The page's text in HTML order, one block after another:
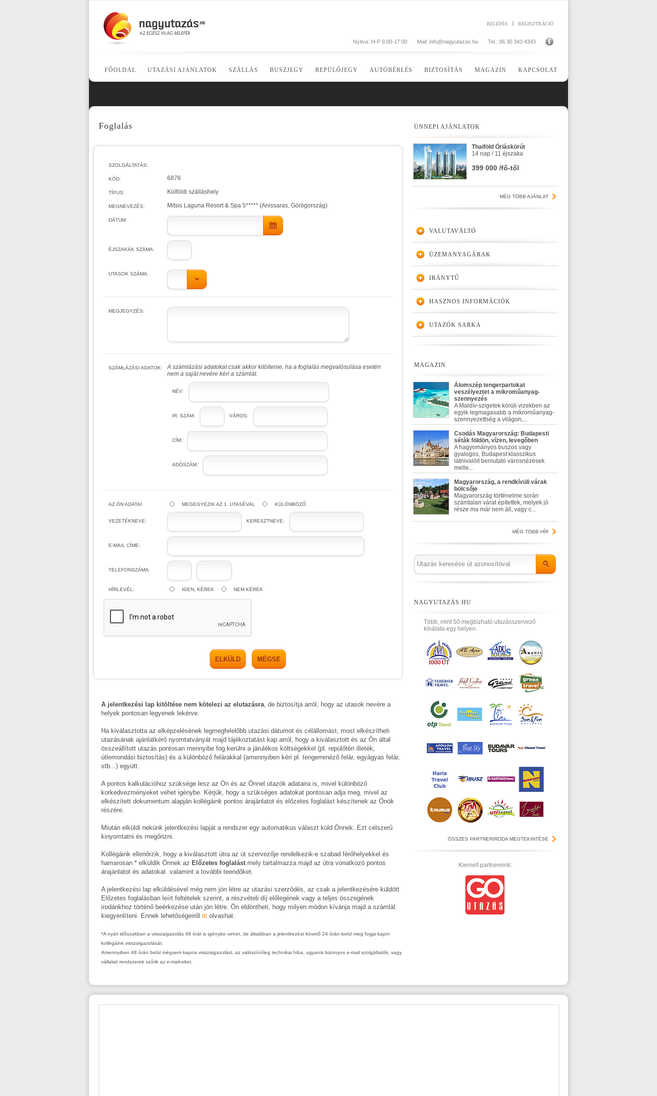
REGISZTRÁCIÓ
BELÉPÉS
Tel.: 06 30 343 4343
Mail: info@nagyutazas.hu
Nyitva: H-P 9:00-17:00
FŐOLDAL UTAZÁSI AJÁNLATOK SZÁLLÁS BUSZJEGY REPÜLŐJEGY AUTÓBÉRLÉS BIZTOSÍTÁS MAGAZIN KAPCSOLAT
Foglalás
SZOLGÁLTATÁS:
KÓD: 6876
TÍPUS: Külföldi szálláshely
MEGNEVEZÉS: Mitsis Laguna Resort & Spa 5***** (Anissaras, Görögország)
DÁTUM:
ÉJSZAKÁK SZÁMA:
UTASOK SZÁMA:
MEGJEGYZÉS:
SZÁMLÁZÁSI ADATOK:
A számlázási adatokat csak akkor kitöltenie, ha a foglalás megvalósulása esetén
nem a saját nevére kéri a számlát.
NÉV:
IR. SZÁM: VÁROS:
CÍM:
ADÓSZÁM:
AZ ÖN ADATAI: MEGEGYEZIK AZ 1. UTASÉVAL KÜLÖNBÖZŐ
VEZETÉKNEVE: KERESZTNEVE:
E-MAIL CÍME:
TELEFONSZÁMA:
HÍRLEVÉL: IGEN, KÉREK NEM KÉREK
ELKÜLD MÉGSE
A jelentkezési lap kitöltése nem kötelezi az elutazásra, de biztosítja arról, hogy az utasok nevére a
helyek pontosan legyenek lekérve.
Ha kiválasztotta az elképzelésének legmegfelelőbb utazási dátumot és célállomást, most elkészítheti
utazásának ajánlatkérő nyomtatványát majd tájékoztatást kap arról, hogy a kiválasztott és az Ön által
összeállított utazás pontosan mennyibe fog kerülni a járulékos költségekkel (pl. repülőtéri illeték,
útlemondási biztosítás) és a különböző felárakkal (amennyiben kéri pl. tengerrenéző felár, egyágyas felár,
stb...) együtt.
A pontos kalkulációhoz szüksége lesz az Ön és az Önnel utazók adataira is, mivel különböző
korkedvezményeket vehet igénybe. Kérjük, hogy a szükséges adatokat pontosan adja meg, mivel az
elkészített dokumentum alapján kollégáink pontos árajánlatot és előzetes foglalást készítenek az Önök
részére.
Miután elküldi nekünk jelentkezési lapját a rendszer egy automatikus választ küld Önnek. Ezt célszerű
kinyomtatni és megőrizni.
Kollégáink ellenőrzik, hogy a kiválasztott útra az út szervezője rendelkezik-e szabad férőhelyekkel és
hamarosan * elküldik Önnek az Előzetes foglalástmely tartalmazza majd az útra vonatkozó pontos
árajánlatot és adatokat valamint a további teendőket.
A jelentkezési lap elküldésével még nem jön létre az utazási szerződés, az csak a jelentkezésére küldött
Előzetes foglalásban leírt feltételek szerint, a részvételi díj előlegének vagy a teljes összegének
irodánkhoz történő beérkezése után jön létre. Ön eldöntheti, hogy milyen módon kívánja majd a számlát
kiegyenlíteni. Ennek lehetőségeiről itt olvashat.
*A nyári időszakban a visszaigazolás 48 órát is igénybe vehet, de általában a jelentkezést követő 24 órán belül meg fogja kapni
kollégáink visszaigazolását.
Amennyiben 48 órán belül mégsem kapna visszaigazolást, az valószínűleg technikai hiba, ugyanis bizonyos e-mail szolgáltatók, vagy
vállalati rendszerek szűrik az e-mail-eket.
ÜNNEPI AJÁNLATOK
Thaiföld Óriáskörút
14 nap / 11 éjszaka
399 000 /fő-től
MÉG TÖBB AJÁNLAT
VALUTAVÁLTÓ
ÜZEMANYAGÁRAK
IRÁNYTŰ
HASZNOS INFORMÁCIÓK
UTAZÓK SARKA
MAGAZIN
Álomszép tengerpartokat
veszélyeztet a mikroműanyag-
szennyezés
A Maldív-szigetek körüli vizekben az
egyik legmagasabb a mikroműanyag-
szennyezettség a világon,...
Csodás Magyarország: Budapesti
séták földön, vízen, levegőben
A hagyományos buszos vagy
gyalogos, Budapest klasszikus
látnivalóit bemutató városnézések
melle...
Magyarország, a rendkívüli várak
bölcsője
Magyarország történelme során
számtalan várat építettek, melyek jó
része ma már nem áll, vagy c...
MÉG TÖBB HÍR
NAGYUTAZÁS.HU
Több, mint 50 megbízható utazásszervező
kínálata egy helyen.
ÖSSZES PARTNERIRODA MEGTEKINTÉSE
Kiemelt partnereink: